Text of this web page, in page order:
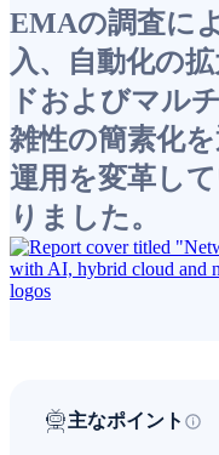
EMAの調査に
入、自動化の
ドおよびマル
雑性の簡素化
運用を変革し
りました。
主なポイント